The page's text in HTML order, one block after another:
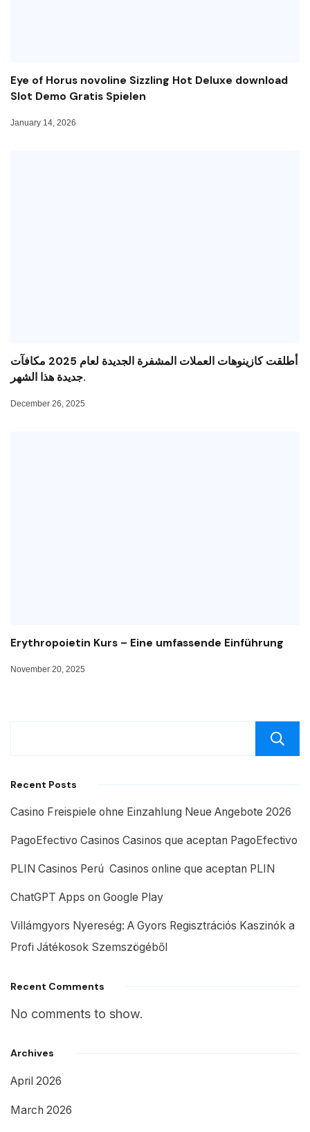
Eye of Horus novoline Sizzling Hot Deluxe download
Slot Demo Gratis Spielen
January 14, 2026
أطلقت كازينوهات العملات المشفرة الجديدة لعام 2025 مكافآت
جديدة هذا الشهر.
December 26, 2025
Erythropoietin Kurs – Eine umfassende Einführung
November 20, 2025
Recent Posts
Casino Freispiele ohne Einzahlung Neue Angebote 2026
PagoEfectivo Casinos Casinos que aceptan PagoEfectivo
PLIN Casinos Perú ️ Casinos online que aceptan PLIN
ChatGPT Apps on Google Play
Villámgyors Nyereség: A Gyors Regisztrációs Kaszinók a
Profi Játékosok Szemszögéből
Recent Comments
No comments to show.
Archives
April 2026
March 2026